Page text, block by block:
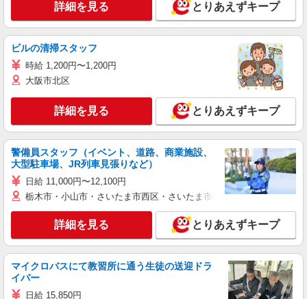
詳細を見る とりあえずキープ
ビルの清掃スタッフ
時給 1,200円〜1,200円
大阪市北区
詳細を見る とりあえずキープ
警備員スタッフ（イベント、道路、商業施設、
大型駐車場、JR列車見張りなど）
日給 11,000円〜12,100円
栃木市・小山市・さいたま市西区・さいたま市岩槻区・久喜市・蓮田
詳細を見る とりあえずキープ
マイクロバスにて教習所に通う生徒の送迎ドラ
イバー
日給 15,850円